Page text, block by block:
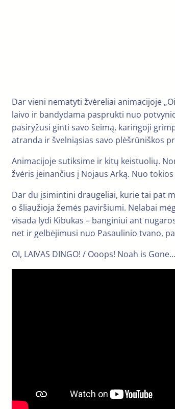
Dar vieni nematyti žvėreliai animacijoje
laivo ir bandydama pasprukti nuo
pasiryžusi ginti savo šeimą, karingoji
atranda ir švelniąsias savo plėšrūniškos
Animacijoje sutiksime ir kitų keistuolių.
žvėris įeinančius į Nojaus Arką. Nuo
Dar du įsimintini draugeliai, kurie tai pat
o šliaužioja žemės paviršiumi. Nelabai
visada lydi Kibukas – banginiui ant
net ir gelbėjimusi nuo Pasaulinio tvano,
OI, LAIVAS DINGO! / Ooops! Noah is